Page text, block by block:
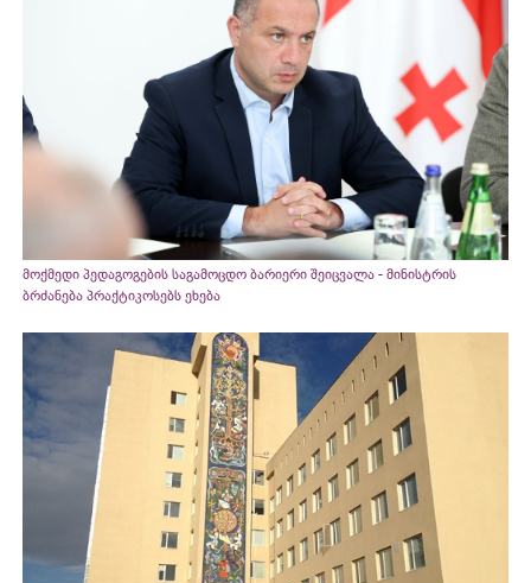
მოქმედი პედაგოგების საგამოცდო ბარიერი შეიცვალა - მინისტრის
ბრძანება პრაქტიკოსებს ეხება